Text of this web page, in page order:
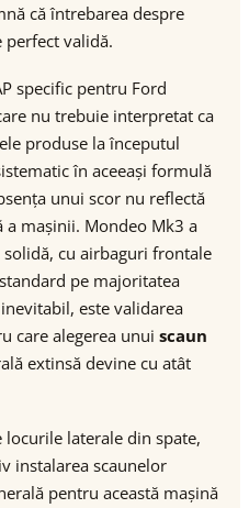
că întrebarea despre
validă.
specific pentru Ford
nu trebuie interpretat ca
produse la începutul
în aceeași formulă
unui scor nu reflectă
a mașinii. Mondeo Mk3 a
cu airbaguri frontale
pe majoritatea
este validarea
care alegerea unui scaun
extinsă devine cu atât
locurile laterale din spate,
instalarea scaunelor
pentru această mașină